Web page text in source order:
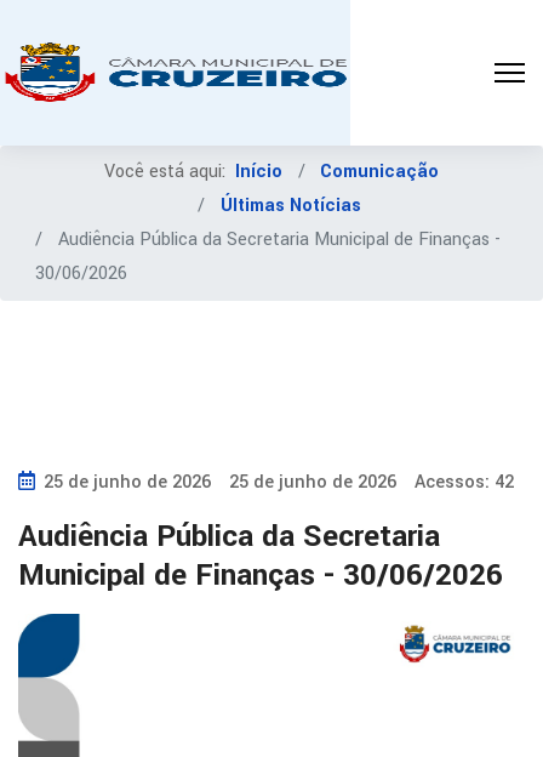
Você está aqui: Início
Comunicação
Últimas Notícias
Audiência Pública da Secretaria Municipal de Finanças -
30/06/2026
25 de junho de 2026 25 de junho de 2026 Acessos: 42
Audiência Pública da Secretaria
Municipal de Finanças - 30/06/2026